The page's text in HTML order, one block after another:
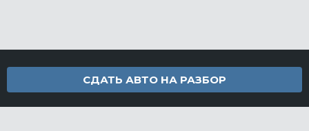
СДАТЬ АВТО НА РАЗБОР